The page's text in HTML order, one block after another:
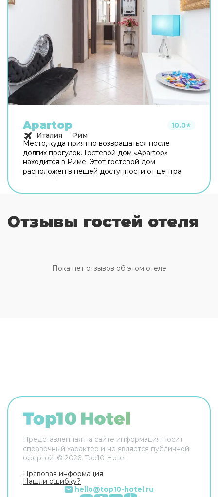
Apartop 10.0★
Италия
Рим
Место, куда приятно возвращаться после
долгих прогулок. Гостевой дом «Apartop»
находится в Риме. Этот гостевой дом
расположен в пешей доступности от центра
города. Рядом с гостевым домом можно
В гостевом доме есть бесплатный Wi-Fi. Для
путешественников на машине организована
передвижения возможна организация
трансфера. Доступная среда: работает лифт. А
Отзывы гостей отеля
Пока нет отзывов об этом отеле
Представленная на сайте информация носит
справочный характер и не является публичной
офертой. © 2026, Top10 Hotel
Правовая информация
Нашли ошибку?
hello@top10-hotel.ru